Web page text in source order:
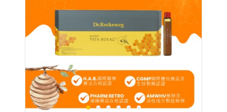
1 2 3 4 5 6
德風消息
所有訊息 營養知識 會員辦法
活動訊息
商品訊息
客服資訊